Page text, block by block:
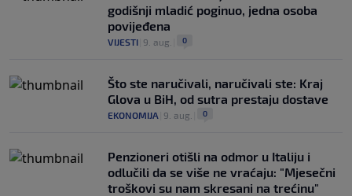
godišnji mladić poginuo, jedna osoba
povijeđena
VIJESTI 9. aug. 0
Što ste naručivali, naručivali ste: Kraj
Glova u BiH, od sutra prestaju dostave
EKONOMIJA 9. aug. 0
Penzioneri otišli na odmor u Italiju i
odlučili da se više ne vraćaju: "Mjesečni
troškovi su nam skresani na trećinu"